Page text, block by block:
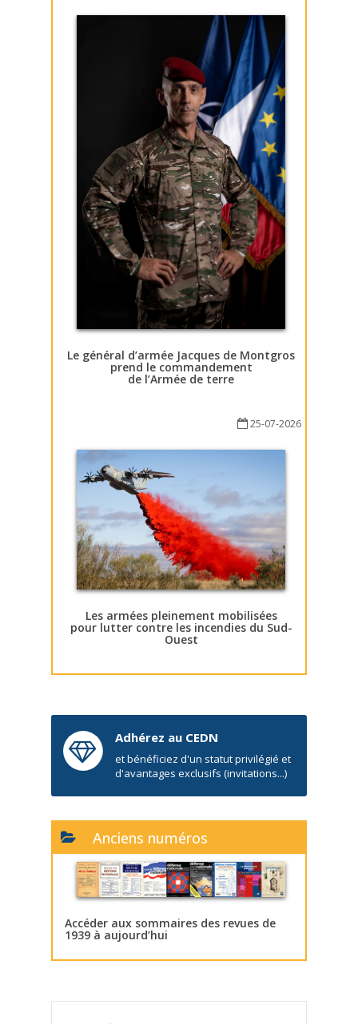
Le général d’armée Jacques de Montgros
prend le commandement
de l’Armée de terre
25-07-2026
Les armées pleinement mobilisées
pour lutter contre les incendies du Sud-
Ouest
Adhérez au CEDN
et bénéficiez d'un statut privilégié et
d'avantages exclusifs (invitations...)
Anciens numéros
Accéder aux sommaires des revues de
1939 à aujourd’hui